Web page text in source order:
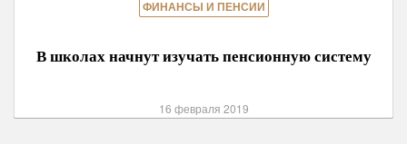
ФИНАНСЫ И ПЕНСИИ
В школах начнут изучать пенсионную систему
16 февраля 2019